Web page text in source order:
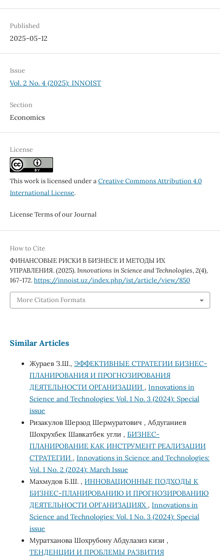
Published
2025-05-12
Issue
Vol. 2 No. 4 (2025): INNOIST
Section
Economics
License
This work is licensed under aCreative Commons Attribution 4.0
International License.
License Terms of our Journal
How to Cite
ФИНАНСОВЫЕ РИСКИ В БИЗНЕСЕ И МЕТОДЫ ИХ
УПРАВЛЕНИЯ. (2025).Innovations in Science and Technologies,2(4),
167-172.https://innoist.uz/index.php/ist/article/view/850
More Citation Formats
Similar Articles
Жураев З.Ш., ЭФФЕКТИВНЫЕ СТРАТЕГИИ БИЗНЕС-
ПЛАНИРОВАНИЯ И ПРОГНОЗИРОВАНИЯ
ДЕЯТЕЛЬНОСТИ ОРГАНИЗАЦИИ , Innovations in
Science and Technologies: Vol. 1 No. 3 (2024): Special
issue
Ризакулов Шерзод Шермуратович , Абдуганиев
Шохрухбек Шавкатбек угли , БИЗНЕС-
ПЛАНИРОВАНИЕ КАК ИНСТРУМЕНТ РЕАЛИЗАЦИИ
СТРАТЕГИИ , Innovations in Science and Technologies:
Vol. 1 No. 2 (2024): March Issue
Махмудов Б.Ш. , ИННОВАЦИОННЫЕ ПОДХОДЫ К
БИЗНЕС-ПЛАНИРОВАНИЮ И ПРОГНОЗИРОВАНИЮ
ДЕЯТЕЛЬНОСТИ ОРГАНИЗАЦИЯХ , Innovations in
Science and Technologies: Vol. 1 No. 3 (2024): Special
issue
Муратханова Шохрубону Абдулазиз кизи ,
ТЕНДЕНЦИИ И ПРОБЛЕМЫ РАЗВИТИЯ